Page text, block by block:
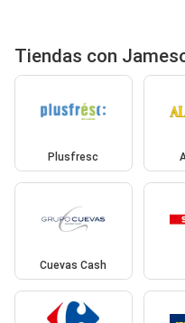
Tiendas con
Plusfresc
Cuevas Cash